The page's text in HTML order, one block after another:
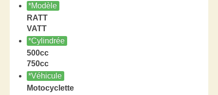
*Modèle
RATT
VATT
*Cylindrée
500cc
750cc
*Véhicule
Motocyclette